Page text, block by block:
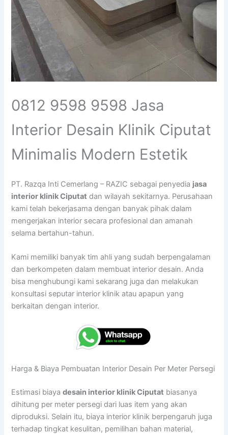
0812 9598 9598 Jasa
Interior Desain Klinik Ciputat
Minimalis Modern Estetik
PT. Razqa Inti Cemerlang – RAZIC sebagai penyedia jasa
interior klinik Ciputat dan wilayah sekitarnya. Perusahaan
kami telah bekerjasama dengan banyak pihak dalam
mengerjakan interior secara profesional dan amanah
selama bertahun-tahun.
Kami memiliki banyak tim ahli yang sudah berpengalaman
dan berkompeten dalam membuat interior desain. Anda
bisa menghubungi kami sekarang juga dan melakukan
konsultasi seputar interior klinik atau apapun yang
berkaitan dengan interior.
Harga & Biaya Pembuatan Interior Desain Per Meter Persegi
Estimasi biayadesain interior klinik Ciputat biasanya
dihitung per meter persegi dari luas item yang akan
diproduksi. Selain itu, biaya interior klinik berpengaruh juga
terhadap tingkat kesulitan, pemilihan bahan material,